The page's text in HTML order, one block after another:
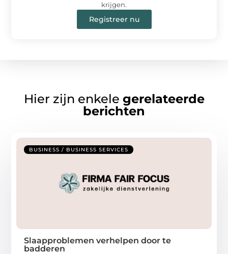
krijgen.
Registreer nu
Hier zijn enkele gerelateerde
berichten
BUSINESS / BUSINESS SERVICES
Slaapproblemen verhelpen door te
badderen